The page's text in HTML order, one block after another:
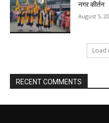
नगर कीर्तन
August 5,
Load
RECENT COMMENTS